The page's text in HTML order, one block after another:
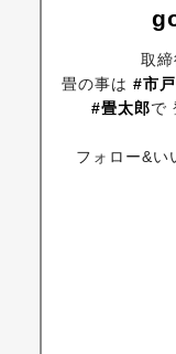
取
畳の事は #市
#畳太郎で
フォロー&い